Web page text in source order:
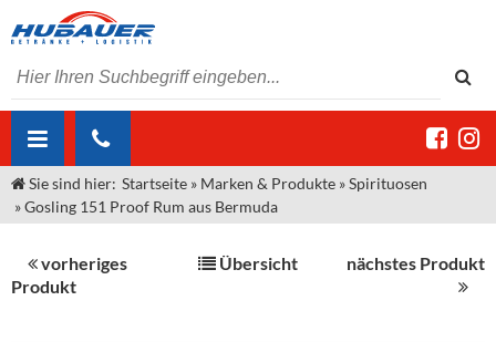
ÜBER UNS
Unser Liefergebiet
Angebote Gastronomie & Großhandel
MARKEN & PRODUKTE
Sie sind hier: Startseite » Marken & Produkte »Spirituosen
»Gosling 151 Proof Rum aus Bermuda
vorheriges
Produkt
Übersicht nächstes Produkt